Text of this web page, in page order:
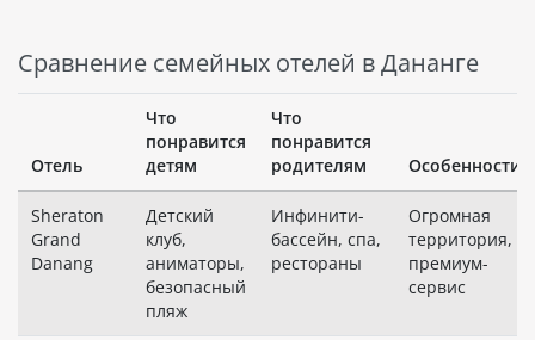
Сравнение семейных отелей в Дананге
Отель
Что
понравится
детям
Что
понравится
родителям
Особенности
Sheraton
Grand
Danang
Детский
клуб,
аниматоры,
безопасный
пляж
Инфинити-
бассейн, спа,
рестораны
Огромная
территория,
премиум-
сервис